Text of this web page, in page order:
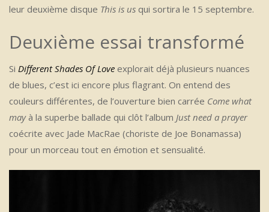
leur deuxième disque This is us qui sortira le 15 septembre.
Deuxième essai transformé
Si Different Shades Of Love explorait déjà plusieurs nuances
de blues, c’est ici encore plus flagrant. On entend des
couleurs différentes, de l’ouverture bien carrée Come what
mayà la superbe ballade qui clôt l’album Just need a prayer
coécrite avec Jade MacRae (choriste de Joe Bonamassa)
pour un morceau tout en émotion et sensualité.